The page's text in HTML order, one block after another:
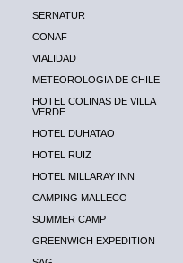
SERNATUR
CONAF
VIALIDAD
METEOROLOGIA DE CHILE
HOTEL COLINAS DE VILLA
VERDE
HOTEL DUHATAO
HOTEL RUIZ
HOTEL MILLARAY INN
CAMPING MALLECO
SUMMER CAMP
GREENWICH EXPEDITION